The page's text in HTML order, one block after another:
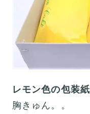
レモン色の包装紙
胸きゅん。。